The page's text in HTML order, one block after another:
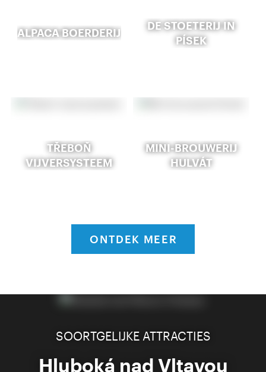
ALPACA BOERDERIJ
DE STOETERIJ IN
PÍSEK
TŘEBOŇ
VIJVERSYSTEEM
MINI-BROUWERIJ
HULVÁT
ONTDEK MEER
SOORTGELIJKE ATTRACTIES
Hluboká nad Vltavou